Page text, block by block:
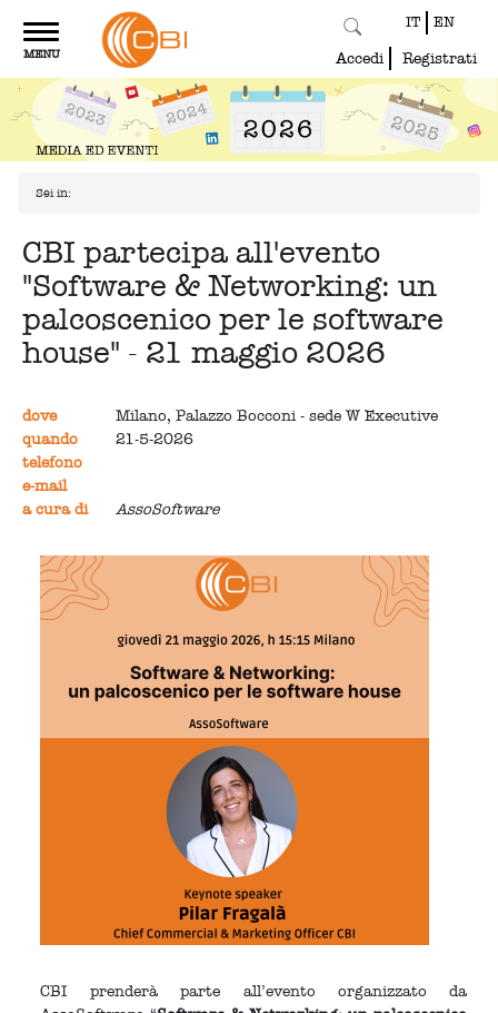
Toggle
navigation
MENU
IT EN
Accedi Registrati
Sei in:
CBI partecipa all'evento
"Software & Networking: un
palcoscenico per le software
house" - 21 maggio 2026
dove
Milano, Palazzo Bocconi - sede W Executive
quando
21-5-2026
telefono
e-mail
a cura di
AssoSoftware
CBI prenderà parte all’evento organizzato da